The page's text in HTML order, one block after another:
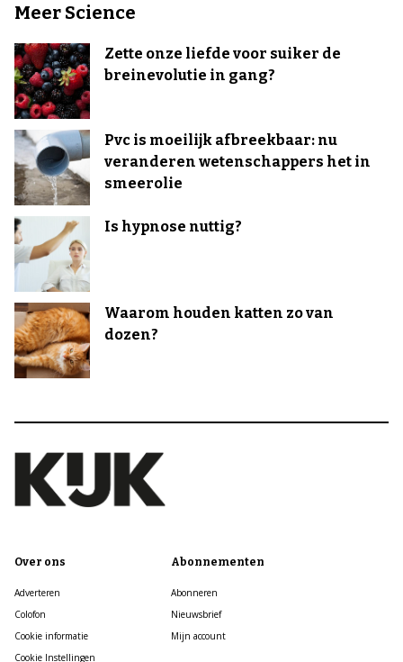
Meer Science
Zette onze liefde voor suiker de
breinevolutie in gang?
Pvc is moeilijk afbreekbaar: nu
veranderen wetenschappers het in
smeerolie
Is hypnose nuttig?
Waarom houden katten zo van
dozen?
Over ons
Adverteren
Colofon
Cookie informatie
Cookie Instellingen
Abonnementen
Abonneren
Nieuwsbrief
Mijn account